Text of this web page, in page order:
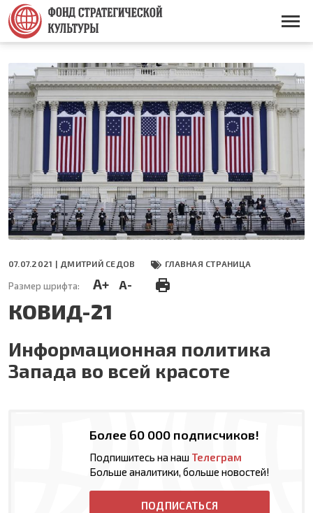
Перейти
основному
содержанию
Основная
07.07.2021 | ДМИТРИЙ СЕДОВ ГЛАВНАЯ СТРАНИЦА
Размер шрифта: A+ A-
КОВИД-21
Информационная политика
Запада во всей красоте
Более 60 000 подписчиков!
Подпишитесь на наш Телеграм
Больше аналитики, больше новостей!
ПОДПИСАТЬСЯ